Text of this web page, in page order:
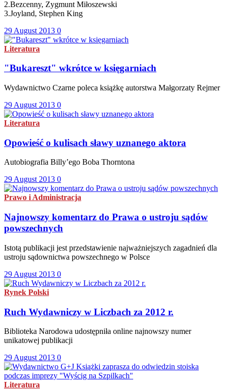
2.Bezcenny, Zygmunt Miłoszewski
3.Joyland, Stephen King
29 August 2013 0
Literatura
"Bukareszt" wkrótce w księgarniach
Wydawnictwo Czarne poleca książkę autorstwa Małgorzaty Rejmer
29 August 2013 0
Literatura
Opowieść o kulisach sławy uznanego aktora
Autobiografia Billy’ego Boba Thorntona
29 August 2013 0
Prawo i Administracja
Najnowszy komentarz do Prawa o ustroju sądów
powszechnych
Istotą publikacji jest przedstawienie najważniejszych zagadnień dla
ustroju sądownictwa powszechnego w Polsce
29 August 2013 0
Rynek Polski
Ruch Wydawniczy w Liczbach za 2012 r.
Biblioteka Narodowa udostępniła online najnowszy numer
unikatowej publikacji
29 August 2013 0
Literatura